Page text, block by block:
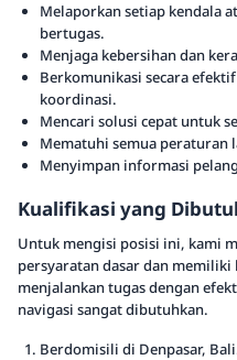
Melaporkan setiap kendala
bertugas.
Menjaga kebersihan dan
Berkomunikasi secara
koordinasi.
Mencari solusi cepat untuk
Mematuhi semua peraturan
Menyimpan informasi
Kualifikasi yang
Untuk mengisi posisi ini, kami
persyaratan dasar dan
menjalankan tugas dengan
navigasi sangat dibutuhkan.
Berdomisili di Denpasar,